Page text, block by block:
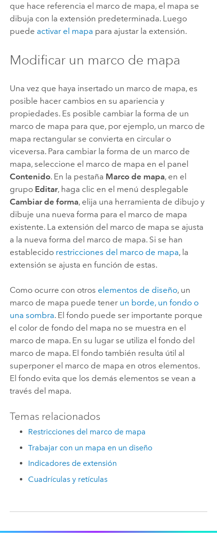
que hace referencia el marco de mapa, el mapa se
dibuja con la extensión predeterminada. Luego
puede activar el mapa para ajustar la extensión.
Modificar un marco de mapa
Una vez que haya insertado un marco de mapa, es
posible hacer cambios en su apariencia y
propiedades. Es posible cambiar la forma de un
marco de mapa para que, por ejemplo, un marco de
mapa rectangular se convierta en circular o
viceversa. Para cambiar la forma de un marco de
mapa, seleccione el marco de mapa en el panel
Contenido. En la pestaña Marco de mapa, en el
grupo Editar, haga clic en el menú desplegable
Cambiar de forma, elija una herramienta de dibujo y
dibuje una nueva forma para el marco de mapa
existente. La extensión del marco de mapa se ajusta
a la nueva forma del marco de mapa. Si se han
establecido restricciones del marco de mapa, la
extensión se ajusta en función de estas.
Como ocurre con otros elementos de diseño, un
marco de mapa puede tener un borde, un fondo o
una sombra. El fondo puede ser importante porque
el color de fondo del mapa no se muestra en el
marco de mapa. En su lugar se utiliza el fondo del
marco de mapa. El fondo también resulta útil al
superponer el marco de mapa en otros elementos.
El fondo evita que los demás elementos se vean a
través del mapa.
Temas relacionados
Restricciones del marco de mapa
Trabajar con un mapa en un diseño
Indicadores de extensión
Cuadrículas y retículas